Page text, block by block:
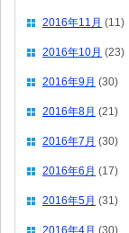
2016年11月 (11)
2016年10月 (23)
2016年9月 (30)
2016年8月 (21)
2016年7月 (30)
2016年6月 (17)
2016年5月 (31)
2016年4月 (30)